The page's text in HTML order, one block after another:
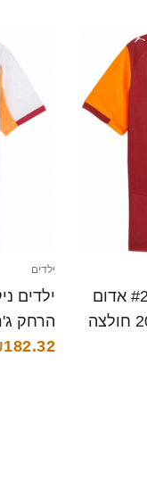
ילדים סרז'יו אוליביירה #27 אדום
כתום ג'רזי ביתית 2025/26 חולצה
ילדים
הרחק ג'רזי 2025/26